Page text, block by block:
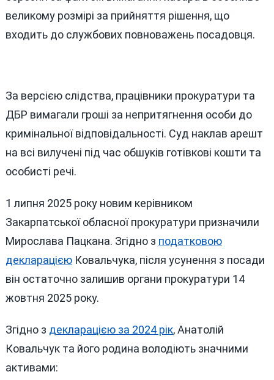
великому розмірі за прийняття рішення, що
входить до службових повноважень посадовця.
За версією слідства, працівники прокуратури та
ДБР вимагали гроші за непритягнення особи до
кримінальної відповідальності. Суд наклав арешт
на всі вилучені під час обшуків готівкові кошти та
особисті речі.
1 липня 2025 року новим керівником
Закарпатської обласної прокуратури призначили
Мирослава Пацкана. Згідно з податковою
декларацієюКовальчука, після усунення з посади
він остаточно залишив органи прокуратури 14
жовтня 2025 року.
Згідно з декларацією за 2024 рік, Анатолій
Ковальчук та його родина володіють значними
активами: